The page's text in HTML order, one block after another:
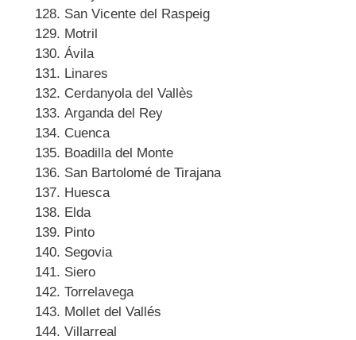
San Vicente del Raspeig
Motril
Ávila
Linares
Cerdanyola del Vallès
Arganda del Rey
Cuenca
Boadilla del Monte
San Bartolomé de Tirajana
Huesca
Elda
Pinto
Segovia
Siero
Torrelavega
Mollet del Vallés
Villarreal